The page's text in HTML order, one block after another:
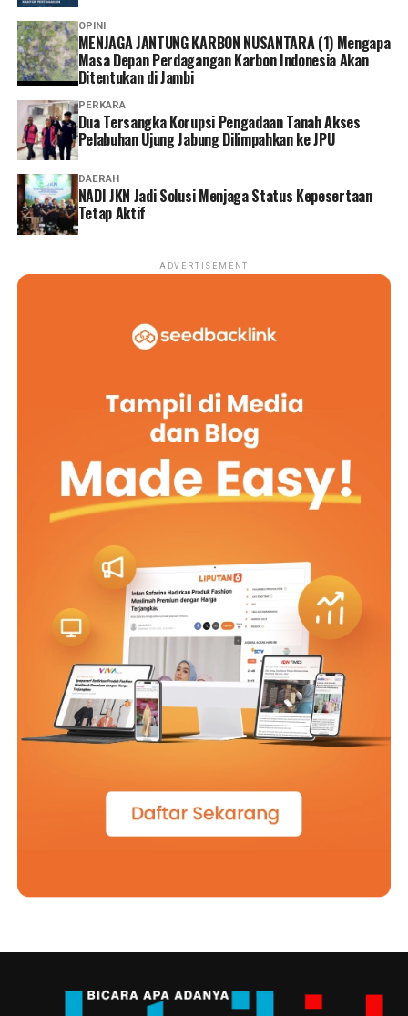
OPINI
MENJAGA JANTUNG KARBON NUSANTARA (1) Mengapa
Masa Depan Perdagangan Karbon Indonesia Akan
Ditentukan di Jambi
PERKARA
Dua Tersangka Korupsi Pengadaan Tanah Akses
Pelabuhan Ujung Jabung Dilimpahkan ke JPU
DAERAH
NADI JKN Jadi Solusi Menjaga Status Kepesertaan
Tetap Aktif
ADVERTISEMENT